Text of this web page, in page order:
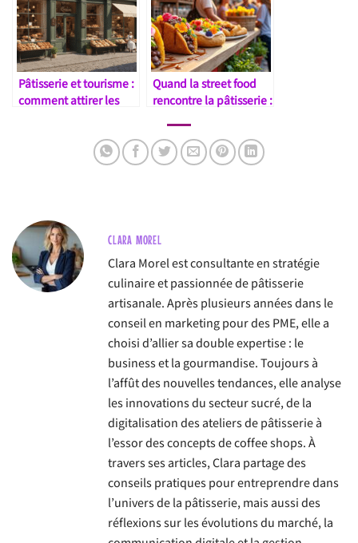
Pâtisserie et tourisme :
comment attirer les
Quand la street food
rencontre la pâtisserie :
CLARA MOREL
Clara Morel est consultante en stratégie
culinaire et passionnée de pâtisserie
artisanale. Après plusieurs années dans le
conseil en marketing pour des PME, elle a
choisi d’allier sa double expertise : le
business et la gourmandise. Toujours à
l’affût des nouvelles tendances, elle analyse
les innovations du secteur sucré, de la
digitalisation des ateliers de pâtisserie à
l’essor des concepts de coffee shops. À
travers ses articles, Clara partage des
conseils pratiques pour entreprendre dans
l’univers de la pâtisserie, mais aussi des
réflexions sur les évolutions du marché, la